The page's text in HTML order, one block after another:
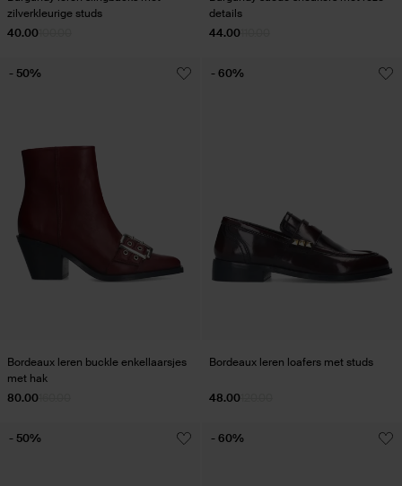
zilverkleurige studs
40.00
details
44.00
Bordeaux leren buckle enkellaarsjes
met hak
80.00
- 50%
Bordeaux leren loafers met studs
48.00
- 60%
- 50% - 60%